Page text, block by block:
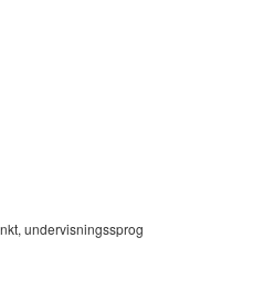
undervisningssprog